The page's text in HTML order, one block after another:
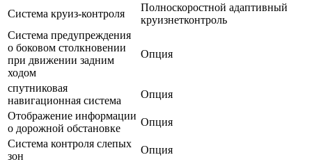
Система круиз-контроля
Полноскоростной адаптивный
круизнетконтроль
Система предупреждения
о боковом столкновении
при движении задним
ходом
Опция
спутниковая
навигационная система
Опция
Отображение информации
о дорожной обстановке
Опция
Система контроля слепых
зон
Опция